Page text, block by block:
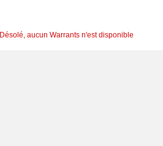
Désolé, aucun Warrants n'est disponible